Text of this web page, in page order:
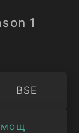
1
BSE